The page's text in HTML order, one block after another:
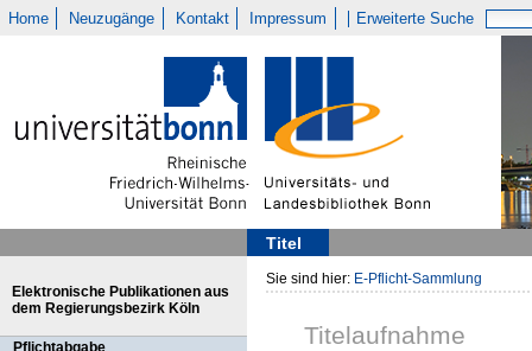
Home Neuzugänge Kontakt Impressum Erweiterte Suche
Titel
Elektronische Publikationen aus
dem Regierungsbezirk Köln
Pflichtabgabe
Sie sind hier: E-Pflicht-Sammlung
Titelaufnahme